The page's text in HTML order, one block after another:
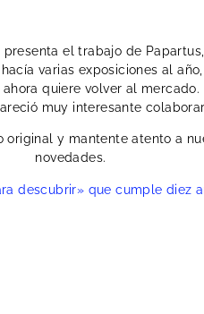
presenta el trabajo de
varias exposiciones al
quiere volver al mercado.
muy interesante colaborar
original y mantente atento a
novedades.
descubrir» que cumple diez